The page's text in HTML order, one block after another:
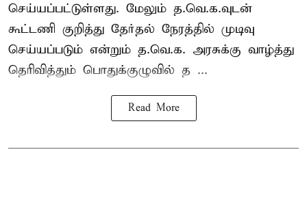
செய்யப்பட்டுள்ளது. மேலும் த.வெ.க.வுடன்
கூட்டணி குறித்து தேர்தல் நேரத்தில் முடிவு
செய்யப்படும் என்றும் த.வெ.க. அரசுக்கு வாழ்த்து
தெரிவித்தும் பொதுக்குழுவில் த ...
Read More